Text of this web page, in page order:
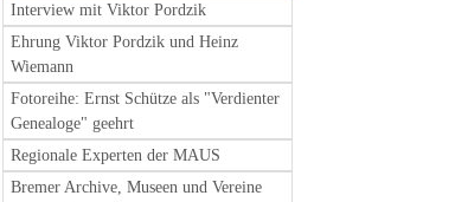
Interview mit Viktor Pordzik
Ehrung Viktor Pordzik und Heinz
Wiemann
Fotoreihe: Ernst Schütze als "Verdienter
Genealoge" geehrt
Regionale Experten der MAUS
Bremer Archive, Museen und Vereine